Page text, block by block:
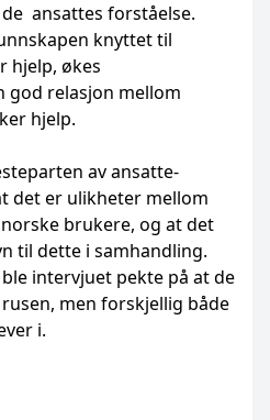
ansattes forståelse.
knyttet til
hjelp, økes
god relasjon mellom
hjelp.
av ansatte-
det er ulikheter mellom
brukere, og at det
til dette i samhandling.
intervjuet pekte på at de
men forskjellig både
i.